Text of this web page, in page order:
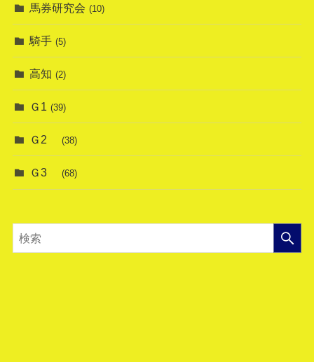
馬券研究会 (10)
騎手 (5)
高知 (2)
Ｇ1 (39)
Ｇ2 (38)
Ｇ3 (68)